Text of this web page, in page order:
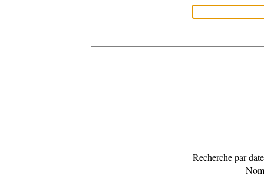
Recherche par